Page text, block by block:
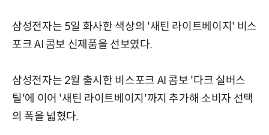
삼성전자는 5일 화사한 색상의 '새틴 라이트베이지' 비스
포크 AI 콤보 신제품을 선보였다.
삼성전자는 2월 출시한 비스포크 AI 콤보 '다크 실버스
틸'에 이어 '새틴 라이트베이지'까지 추가해 소비자 선택
의 폭을 넓혔다.